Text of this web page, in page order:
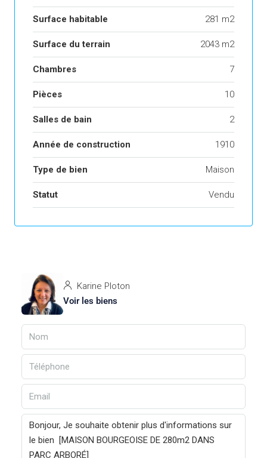
Surface habitable 281 m2
Surface du terrain 2043 m2
Chambres 7
Pièces 10
Salles de bain 2
Année de construction 1910
Type de bien Maison
Statut Vendu
Karine Ploton
Voir les biens